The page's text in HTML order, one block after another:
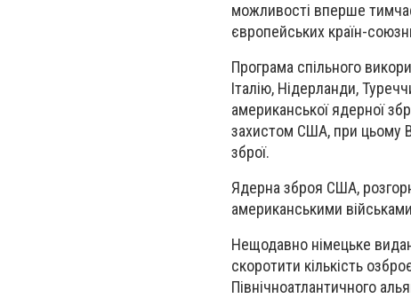
можливості вперше
європейських країн-
Програма спільного
Італію, Нідерланди,
американської ядерної
захистом США, при цьому
зброї.
Ядерна зброя США,
американськими
Нещодавно німецьке
скоротити кількість
Північноатлантичного